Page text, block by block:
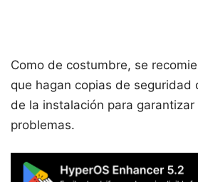
Como de costumbre, se
que hagan copias de seguridad
de la instalación para
problemas.